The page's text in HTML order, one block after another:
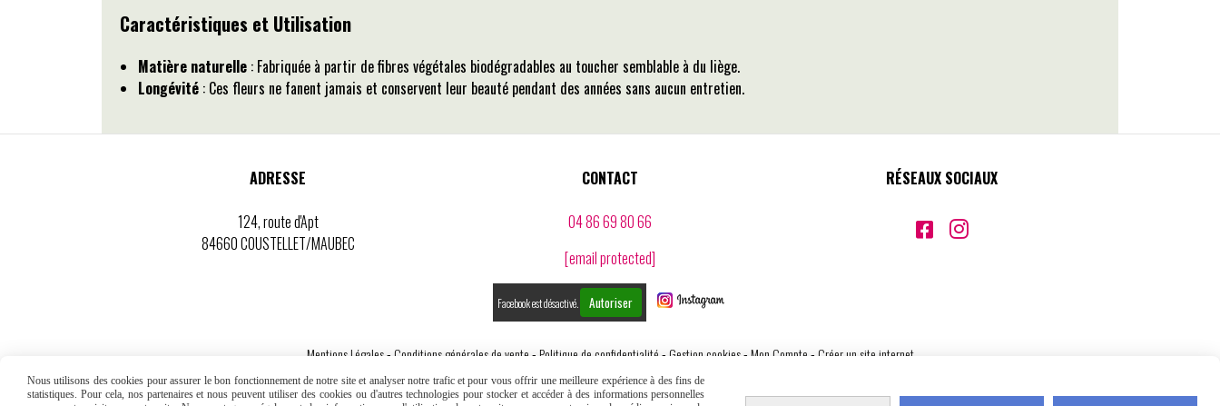
Caractéristiques et Utilisation
Matière naturelle : Fabriquée à partir de fibres végétales biodégradables au toucher semblable à du liège.
Longévité : Ces fleurs ne fanent jamais et conservent leur beauté pendant des années sans aucun entretien.
ADRESSE
124, route d'Apt
84660 COUSTELLET/MAUBEC
CONTACT
04 86 69 80 66
[email protected]
RÉSEAUX SOCIAUX
 
Facebook est désactivé. Autoriser
Mentions Légales Conditions générales de vente Politique de confidentialité Gestion cookies Mon Compte Créer un site internet
Nous utilisons des cookies pour assurer le bon fonctionnement de notre site et analyser notre trafic et pour vous offrir une meilleure expérience à des fins de
statistiques. Pour cela, nos partenaires et nous peuvent utiliser des cookies ou d'autres technologies pour stocker et accéder à des informations personnelles